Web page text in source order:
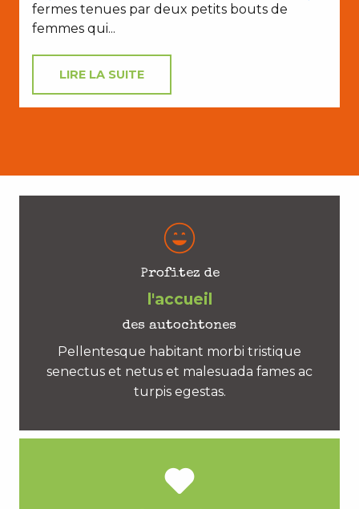
fermes tenues par deux petits bouts de
femmes qui...
LIRE LA SUITE
Profitez de
l'accueil
des autochtones
Pellentesque habitant morbi tristique
senectus et netus et malesuada fames ac
turpis egestas.